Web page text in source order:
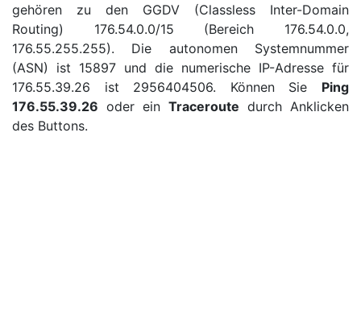
gehören zu den GGDV (Classless Inter-Domain
Routing) 176.54.0.0/15 (Bereich 176.54.0.0,
176.55.255.255). Die autonomen Systemnummer
(ASN) ist 15897 und die numerische IP-Adresse für
176.55.39.26 ist 2956404506. Können Sie Ping
176.55.39.26 oder ein Traceroute durch Anklicken
des Buttons.